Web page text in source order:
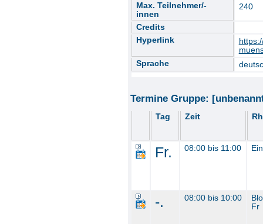
Max. Teilnehmer/-
innen
240
Credits
Hyperlink
Sprache
Termine Gruppe:
Tag Zeit
Fr. 08:00 bis 11:00
-. 08:00 bis 10:00
Fr